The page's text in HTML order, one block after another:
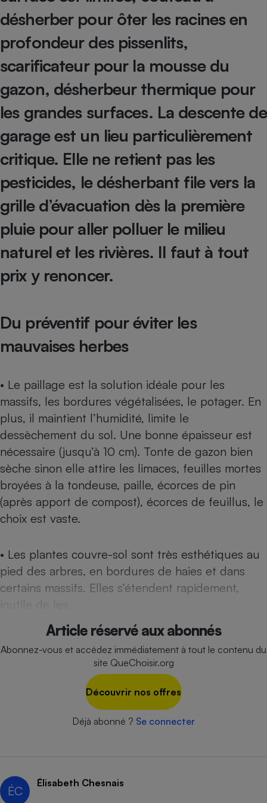
désherber pour ôter les racines en
profondeur des pissenlits,
scarificateur pour la mousse du
gazon, désherbeur thermique pour
les grandes surfaces. La descente de
garage est un lieu particulièrement
critique. Elle ne retient pas les
pesticides, le désherbant file vers la
grille d’évacuation dès la première
pluie pour aller polluer le milieu
naturel et les rivières. Il faut à tout
prix y renoncer.
Du préventif pour éviter les
mauvaises herbes
• Le paillage est la solution idéale pour les
massifs, les bordures végétalisées, le potager. En
plus, il maintient l’humidité, limite le
dessèchement du sol. Une ­bonne épaisseur est
nécessaire (jusqu’à 10 cm). Tonte de gazon bien
sèche sinon elle attire les limaces, feuilles mortes
broyées à la tondeuse, paille, écorces de pin
(après apport de compost), écorces de feuillus, le
choix est vaste.
• Les plantes couvre-sol sont très ­esthétiques au
pied des arbres, en ­bordures de haies et dans
certains ­massifs. Elles s’étendent rapidement,
inutile de les
Article réservé aux abonnés
Abonnez-vous et accédez immédiatement à tout le contenu du
site QueChoisir.org
Découvrir nos offres
Déjà abonné ? Se connecter
ÉC
Élisabeth Chesnais
Complément
alimentaire
bouteille
Banque
Petit électroménager -
Lave-linge
Climatiseur -
Ventilateur
Cafetière à expressos
Robot ménager
Téléviseur
Antivirus
Matelas
Radiateur électrique
Mutuelle